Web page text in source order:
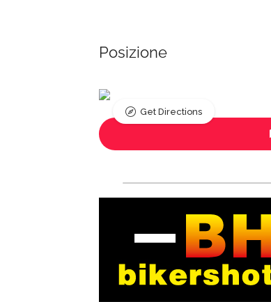
Posizione
Get Directions